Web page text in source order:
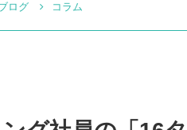
ログ コラム